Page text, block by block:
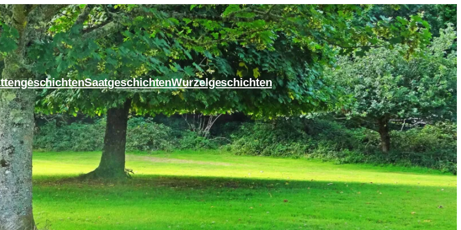
SaatgeschichtenWurzelgeschichten